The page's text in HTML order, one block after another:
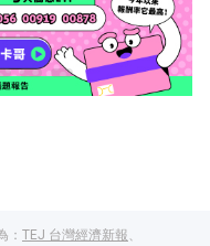
： TEJ 台灣經濟新報、